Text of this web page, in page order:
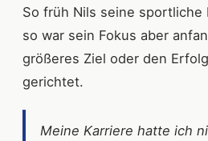
So früh Nils seine sportliche
so war sein Fokus aber
größeres Ziel oder den
gerichtet.
Meine Karriere hatte ich